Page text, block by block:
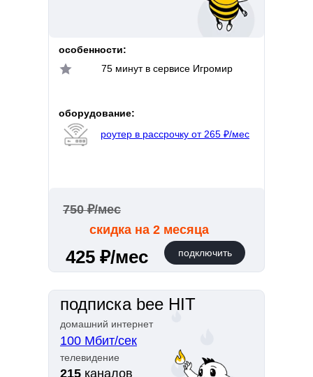
подписка bee HIT
домашний интернет
телевидение
100 Мбит/сек
215 каналов
подключить
425 ₽/мес
75 минут в сервисе Игромир
роутер в рассрочку от 265 ₽/мес
оборудование:
особенности:
750 ₽/мес
скидка на 2 месяца